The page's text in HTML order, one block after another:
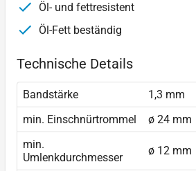
Öl- und fettresistent
Öl-Fett beständig
Technische Details
Bandstärke
1,3 mm
min. Einschnürtrommel
ø 24 mm
min.
Umlenkdurchmesser
ø 12 mm